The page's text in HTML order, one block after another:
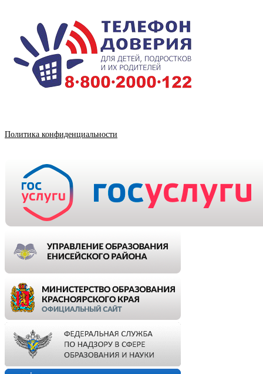
Политика конфиденциальности